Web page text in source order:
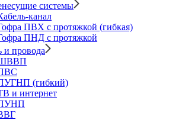
системы
канал
ПВХ с протяжкой (гибкая)
ПНД с протяжкой
и провода
(гибкий)
и интернет